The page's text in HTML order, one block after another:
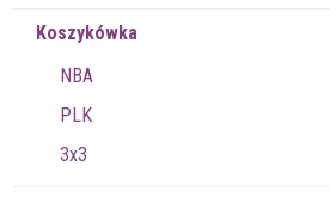
Koszykówka
NBA
PLK
3x3